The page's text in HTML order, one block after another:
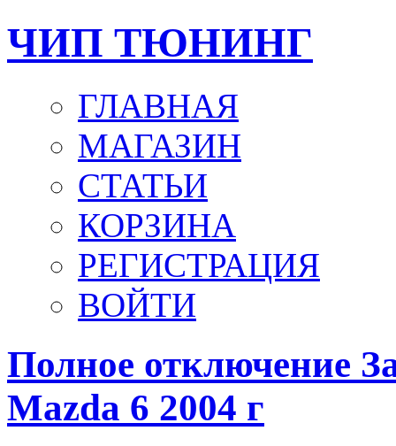
ЧИП ТЮНИНГ
ГЛАВНАЯ
МАГАЗИН
СТАТЬИ
КОРЗИНА
РЕГИСТРАЦИЯ
ВОЙТИ
Полное отключение
Mazda 6 2004 г